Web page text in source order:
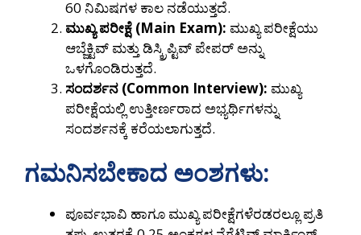
60 ನಿಮಿಷಗಳ ಕಾಲ ನಡೆಯುತ್ತದೆ.
ಮುಖ್ಯ ಪರೀಕ್ಷೆ (Main Exam): ಮುಖ್ಯ ಪರೀಕ್ಷೆಯು
ಆಬ್ಜೆಕ್ಟಿವ್ ಮತ್ತು ಡಿಸ್ಕ್ರಿಪ್ಟಿವ್ ಪೇಪರ್ ಅನ್ನು
ಒಳಗೊಂಡಿರುತ್ತದೆ.
ಸಂದರ್ಶನ (Common Interview): ಮುಖ್ಯ
ಪರೀಕ್ಷೆಯಲ್ಲಿ ಉತ್ತೀರ್ಣರಾದ ಅಭ್ಯರ್ಥಿಗಳನ್ನು
ಸಂದರ್ಶನಕ್ಕೆ ಕರೆಯಲಾಗುತ್ತದೆ.
ಗಮನಿಸಬೇಕಾದ ಅಂಶಗಳು:
ಪೂರ್ವಭಾವಿ ಹಾಗೂ ಮುಖ್ಯ ಪರೀಕ್ಷೆಗಳೆರಡರಲ್ಲೂ ಪ್ರತಿ